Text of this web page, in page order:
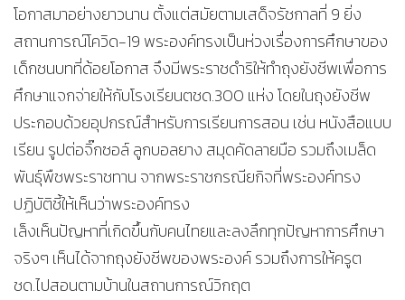
โอกาสมาอย่างยาวนาน ตั้งแต่สมัยตามเสด็จรัชกาลที่ 9 ยิ่ง
สถานการณ์โควิด-19 พระองค์ทรงเป็นห่วงเรื่องการศึกษาของ
เด็กชนบทที่ด้อยโอกาส จึงมีพระราชดำริให้ทำถุงยังชีพเพื่อการ
ศึกษาแจกจ่ายให้กับโรงเรียนตชด.300 แห่ง โดยในถุงยังชีพ
ประกอบด้วยอุปกรณ์สำหรับการเรียนการสอน เช่น หนังสือแบบ
เรียน รูปต่อจิ๊กซอล์ ลูกบอลยาง สมุดคัดลายมือ รวมถึงเมล็ด
พันธุ์พืชพระราชทาน จากพระราชกรณียกิจที่พระองค์ทรง
ปฏิบัติชี้ให้เห็นว่าพระองค์ทรง
เล็งเห็นปัญหาที่เกิดขึ้นกับคนไทยและลงลึกทุกปัญหาการศึกษา
จริงๆ เห็นได้จากถุงยังชีพของพระองค์ รวมถึงการให้ครูต
ชด.ไปสอนตามบ้านในสถานการณ์วิกฤต